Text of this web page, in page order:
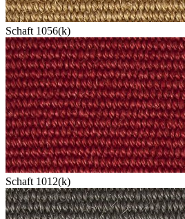
Schaft 1056(k)
Schaft 1012(k)